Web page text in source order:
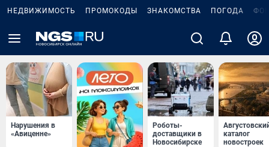
НЕДВИЖИМОСТЬ ПРОМОКОДЫ ЗНАКОМСТВА ПОГОДА
Нарушения в
«Авиценне»
Роботы-
доставщики в
Новосибирске
каталог
новостроек